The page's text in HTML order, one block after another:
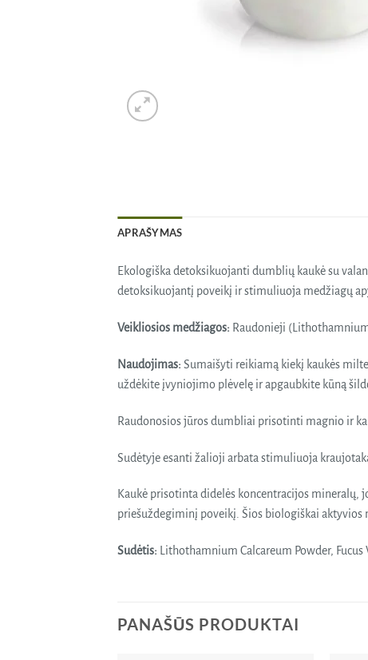
APRAŠYMAS
Ekologiška detoksikuojanti dumblių kaukė su
detoksikuojantį poveikį ir stimuliuoja medžiagų
Veikliosios medžiagos: Raudonieji
Naudojimas: Sumaišyti reikiamą kiekį kaukės
uždėkite įvyniojimo plėvelę ir apgaubkite kūną
Raudonosios jūros dumbliai prisotinti magnio ir
Sudėtyje esanti žalioji arbata stimuliuoja
Kaukė prisotinta didelės koncentracijos
priešuždegiminį poveikį. Šios biologiškai aktyvios
Sudėtis: Lithothamnium Calcareum Powder,
PANAŠŪS PRODUKTAI